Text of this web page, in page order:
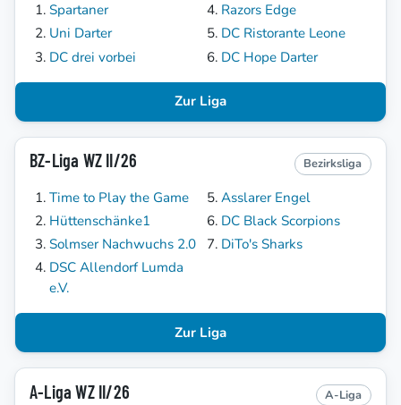
Spartaner
Uni Darter
DC drei vorbei
Razors Edge
DC Ristorante Leone
DC Hope Darter
Zur Liga
BZ-Liga WZ II/26 Bezirksliga
Time to Play the Game
Hüttenschänke1
Solmser Nachwuchs 2.0
DSC Allendorf Lumda
e.V.
Asslarer Engel
DC Black Scorpions
DiTo's Sharks
Zur Liga
A-Liga WZ II/26 A-Liga